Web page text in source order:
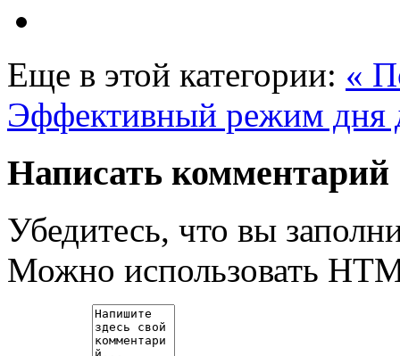
Еще в этой категории: «
Эффективный режим дня
Написать комментарий
Убедитесь, что вы
Можно использовать